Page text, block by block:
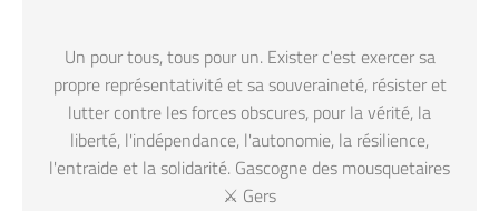
Un pour tous, tous pour un. Exister c'est exercer sa
propre représentativité et sa souveraineté, résister et
lutter contre les forces obscures, pour la vérité, la
liberté, l'indépendance, l'autonomie, la résilience,
l'entraide et la solidarité. Gascogne des mousquetaires
⚔️ Gers